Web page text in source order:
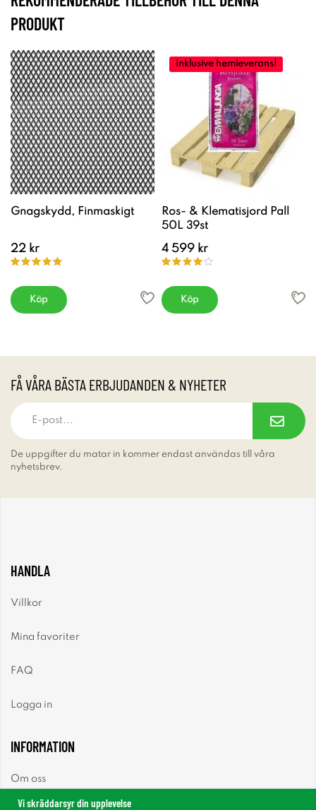
PRODUKT
Gnagskydd, Finmaskigt
22 kr
Köp
Inklusive hemleverans!
Ros- & Klematisjord Pall
50L 39st
4 599 kr
Köp
FÅ VÅRA BÄSTA ERBJUDANDEN & NYHETER
De uppgifter du matar in kommer endast användas till våra
nyhetsbrev.
HANDLA
Villkor
Mina favoriter
FAQ
Logga in
INFORMATION
Om oss
Vi skräddarsyr din upplevelse